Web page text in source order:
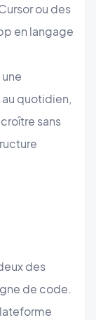
ou des
en langage
quotidien,
sans
des
de code.